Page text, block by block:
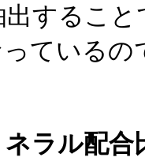
するこ
ているの
ネラル配合